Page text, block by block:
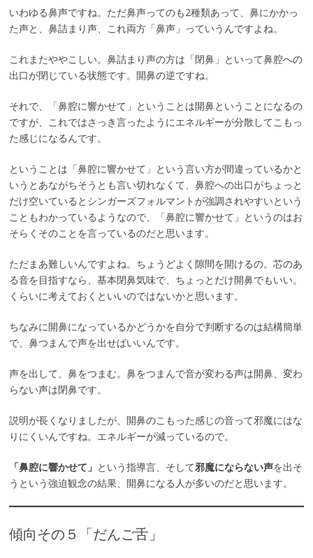
いわゆる鼻声ですね。ただ鼻声ってのも2種類あって、鼻にかかっ
た声と、鼻詰まり声、これ両方「鼻声」っていうんですよね。
これまたややこしい。鼻詰まり声の方は「閉鼻」といって鼻腔への
出口が閉じている状態です。開鼻の逆ですね。
それで、「鼻腔に響かせて」ということは開鼻ということになるの
ですが、これではさっき言ったようにエネルギーが分散してこもっ
た感じになるんです。
ということは「鼻腔に響かせて」という言い方が間違っているかと
いうとあながちそうとも言い切れなくて、鼻腔への出口がちょっと
だけ空いているとシンガーズフォルマントが強調されやすいという
こともわかっているようなので、「鼻腔に響かせて」というのはお
そらくそのことを言っているのだと思います。
ただまあ難しいんですよね。ちょうどよく隙間を開けるの。芯のあ
る音を目指すなら、基本閉鼻気味で、ちょっとだけ開鼻でもいい。
くらいに考えておくといいのではないかと思います。
ちなみに開鼻になっているかどうかを自分で判断するのは結構簡単
で、鼻つまんで声を出せばいいんです。
声を出して、鼻をつまむ。鼻をつまんで音が変わる声は開鼻、変わ
らない声は閉鼻です。
説明が長くなりましたが、開鼻のこもった感じの音って邪魔にはな
りにくいんですね。エネルギーが減っているので。
「鼻腔に響かせて」 という指導言、そして邪魔にならない声を出そ
うという強迫観念の結果、開鼻になる人が多いのだと思います。
傾向その５「だんご舌」